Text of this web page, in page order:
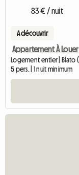
83 € / nuit
A découvrir
Appartement À Louer
Logement entier | Blato
5 pers. | 1 nuit minimum